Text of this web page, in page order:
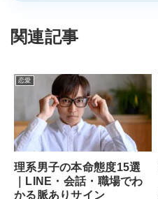
関連記事
恋愛
理系男子の本命態度15選
｜LINE・会話・職場でわ
かる脈ありサイン